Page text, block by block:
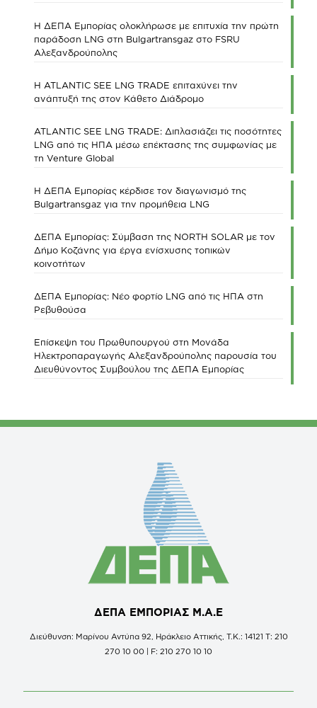
Η ΔΕΠΑ Εμπορίας ολοκλήρωσε με επιτυχία την πρώτη
παράδοση LNG στη Bulgartransgaz στο FSRU
Αλεξανδρούπολης
Η ATLANTIC SEE LNG TRADE επιταχύνει την
ανάπτυξή της στον Κάθετο Διάδρομο
ATLANTIC SEE LNG TRADE: Διπλασιάζει τις ποσότητες
LNG από τις ΗΠΑ μέσω επέκτασης της συμφωνίας με
τη Venture Global
Η ΔΕΠΑ Εμπορίας κέρδισε τον διαγωνισμό της
Bulgartransgaz για την προμήθεια LNG
ΔΕΠΑ Εμπορίας: Σύμβαση της NORTH SOLAR με τον
Δήμο Κοζάνης για έργα ενίσχυσης τοπικών
κοινοτήτων
ΔΕΠΑ Εμπορίας: Νέο φορτίο LNG από τις ΗΠΑ στη
Ρεβυθούσα
Επίσκεψη του Πρωθυπουργού στη Μονάδα
Ηλεκτροπαραγωγής Αλεξανδρούπολης παρουσία του
Διευθύνοντος Συμβούλου της ΔΕΠΑ Εμπορίας
ΔΕΠΑ ΕΜΠΟΡΙΑΣ Μ.Α.Ε
Διεύθυνση: Μαρίνου Αντύπα 92, Ηράκλειο Αττικής, Τ.Κ.: 14121 Τ: 210
270 10 00 | F: 210 270 10 10